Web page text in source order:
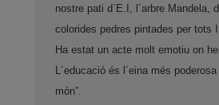
nostre pati d´E.I, l´arbre Mandela,
colorides pedres pintades per tots
Ha estat un acte molt emotiu on
L´educació és l´eina més
món”.